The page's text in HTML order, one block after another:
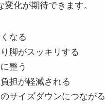
変化が期待できます。
なる
脚がスッキリする
整う
担が軽減される
サイズダウンにつながる